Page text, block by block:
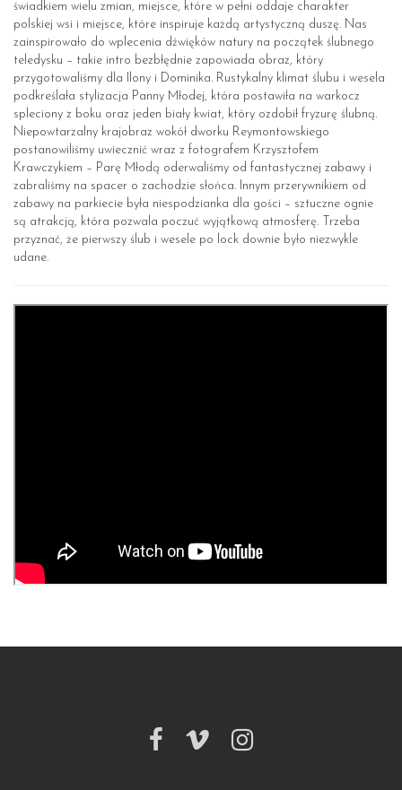
świadkiem wielu zmian, miejsce, które w pełni oddaje charakter
polskiej wsi i miejsce, które inspiruje każdą artystyczną duszę. Nas
zainspirowało do wplecenia dźwięków natury na początek ślubnego
teledysku – takie intro bezbłędnie zapowiada obraz, który
przygotowaliśmy dla Ilony i Dominika. Rustykalny klimat ślubu i wesela
podkreślała stylizacja Panny Młodej, która postawiła na warkocz
spleciony z boku oraz jeden biały kwiat, który ozdobił fryzurę ślubną.
Niepowtarzalny krajobraz wokół dworku Reymontowskiego
postanowiliśmy uwiecznić wraz z fotografem Krzysztofem
Krawczykiem – Parę Młodą oderwaliśmy od fantastycznej zabawy i
zabraliśmy na spacer o zachodzie słońca. Innym przerywnikiem od
zabawy na parkiecie była niespodzianka dla gości – sztuczne ognie
są atrakcją, która pozwala poczuć wyjątkową atmosferę. Trzeba
przyznać, że pierwszy ślub i wesele po lock downie było niezwykle
udane.